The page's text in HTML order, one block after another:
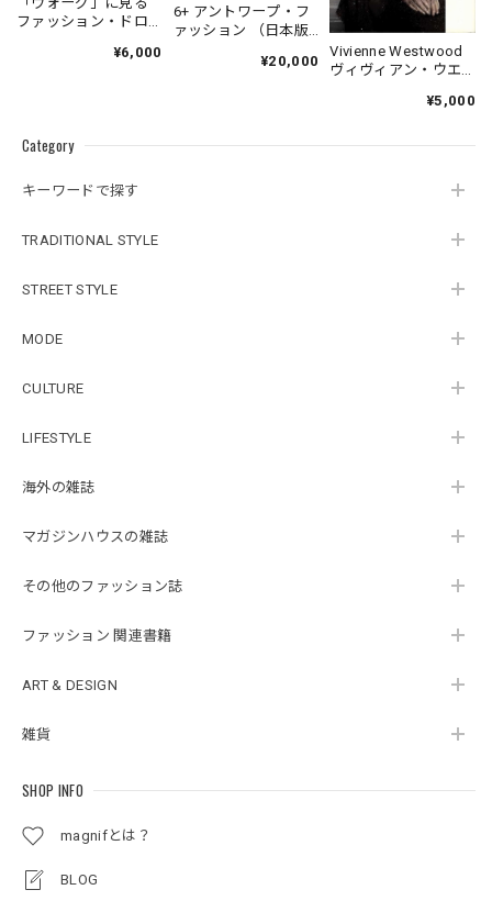
Category
キーワードで探す
TRADITIONAL STYLE
STREET STYLE
MODE
CULTURE
LIFESTYLE
海外の雑誌
マガジンハウスの雑誌
その他のファッション誌
ファッション 関連書籍
ART & DESIGN
雑貨
SHOP INFO
magnifとは？
BLOG
ファッション・ドロ
¥6,000
6+ アントワープ・フ
ァッション （日本版
¥20,000
Vivienne Westwood
ヴィヴィアン・ウエ
¥5,000